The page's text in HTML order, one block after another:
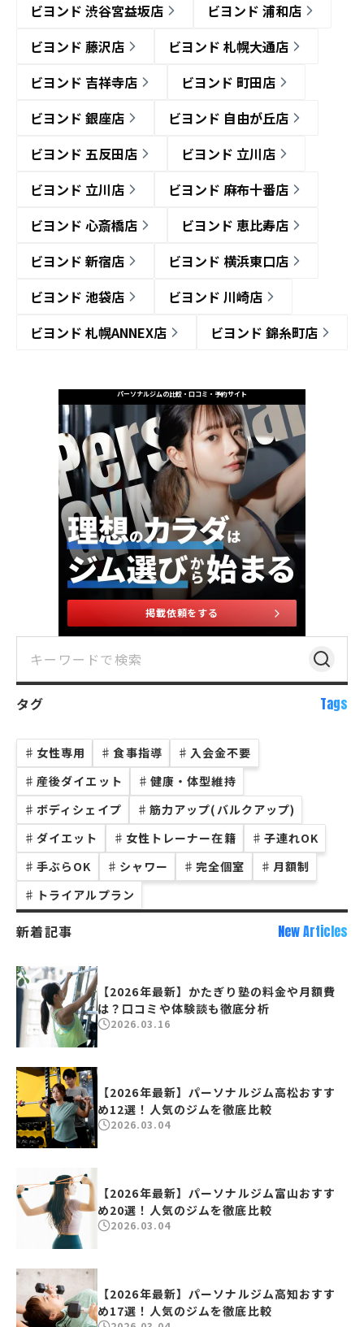
ビヨンド 渋谷宮益坂店
ビヨンド 浦和店
ビヨンド 藤沢店
ビヨンド 札幌大通店
ビヨンド 吉祥寺店
ビヨンド 町田店
ビヨンド 銀座店
ビヨンド 自由が丘店
ビヨンド 五反田店
ビヨンド 立川店
ビヨンド 立川店
ビヨンド 麻布十番店
ビヨンド 心斎橋店
ビヨンド 恵比寿店
ビヨンド 新宿店
ビヨンド 横浜東口店
ビヨンド 池袋店
ビヨンド 川崎店
ビヨンド 札幌ANNEX店
ビヨンド 錦糸町店
パーソナルジムの比較・口コミ・予約サイト
掲載依頼をする
タグ Tags
♯ 女性専用 ♯ 食事指導 ♯ 入会金不要
♯ 産後ダイエット ♯ 健康・体型維持
♯ ボディシェイプ ♯ 筋力アップ(バルクアップ)
♯ ダイエット ♯ 女性トレーナー在籍 ♯ 子連れOK
♯ 手ぶらOK ♯ シャワー ♯ 完全個室 ♯ 月額制
♯ トライアルプラン
新着記事 New Articles
【2026年最新】かたぎり塾の料金や月額費
は？口コミや体験談も徹底分析
2026.03.16
【2026年最新】パーソナルジム高松おすす
め12選！人気のジムを徹底比較
2026.03.04
【2026年最新】パーソナルジム富山おすす
め20選！人気のジムを徹底比較
2026.03.04
【2026年最新】パーソナルジム高知おすす
め17選！人気のジムを徹底比較